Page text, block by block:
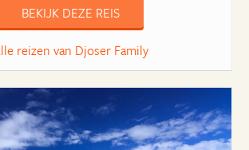
BEKIJK DEZE REIS
reizen van Djoser Family